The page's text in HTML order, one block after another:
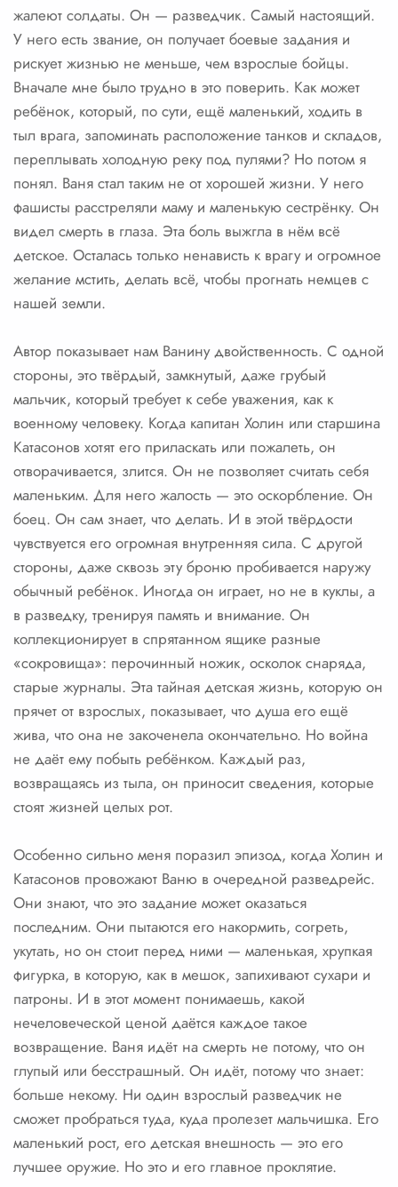
жалеют солдаты. Он — разведчик. Самый настоящий.
У него есть звание, он получает боевые задания и
рискует жизнью не меньше, чем взрослые бойцы.
Вначале мне было трудно в это поверить. Как может
ребёнок, который, по сути, ещё маленький, ходить в
тыл врага, запоминать расположение танков и складов,
переплывать холодную реку под пулями? Но потом я
понял. Ваня стал таким не от хорошей жизни. У него
фашисты расстреляли маму и маленькую сестрёнку. Он
видел смерть в глаза. Эта боль выжгла в нём всё
детское. Осталась только ненависть к врагу и огромное
желание мстить, делать всё, чтобы прогнать немцев с
нашей земли.
Автор показывает нам Ванину двойственность. С одной
стороны, это твёрдый, замкнутый, даже грубый
мальчик, который требует к себе уважения, как к
военному человеку. Когда капитан Холин или старшина
Катасонов хотят его приласкать или пожалеть, он
отворачивается, злится. Он не позволяет считать себя
маленьким. Для него жалость — это оскорбление. Он
боец. Он сам знает, что делать. И в этой твёрдости
чувствуется его огромная внутренняя сила. С другой
стороны, даже сквозь эту броню пробивается наружу
обычный ребёнок. Иногда он играет, но не в куклы, а
в разведку, тренируя память и внимание. Он
коллекционирует в спрятанном ящике разные
«сокровища»: перочинный ножик, осколок снаряда,
старые журналы. Эта тайная детская жизнь, которую он
прячет от взрослых, показывает, что душа его ещё
жива, что она не закоченела окончательно. Но война
не даёт ему побыть ребёнком. Каждый раз,
возвращаясь из тыла, он приносит сведения, которые
стоят жизней целых рот.
Особенно сильно меня поразил эпизод, когда Холин и
Катасонов провожают Ваню в очередной разведрейс.
Они знают, что это задание может оказаться
последним. Они пытаются его накормить, согреть,
укутать, но он стоит перед ними — маленькая, хрупкая
фигурка, в которую, как в мешок, запихивают сухари и
патроны. И в этот момент понимаешь, какой
нечеловеческой ценой даётся каждое такое
возвращение. Ваня идёт на смерть не потому, что он
глупый или бесстрашный. Он идёт, потому что знает:
больше некому. Ни один взрослый разведчик не
сможет пробраться туда, куда пролезет мальчишка. Его
маленький рост, его детская внешность — это его
лучшее оружие. Но это и его главное проклятие.